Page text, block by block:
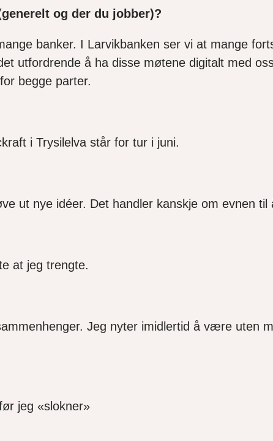
og der du jobber)?
banker. I Larvikbanken ser vi at mange
utfordrende å ha disse møtene digitalt med
begge parter.
i Trysilelva står for tur i juni.
ut nye idéer. Det handler kanskje om evnen til
at jeg trengte.
Jeg nyter imidlertid å være uten
jeg «slokner»